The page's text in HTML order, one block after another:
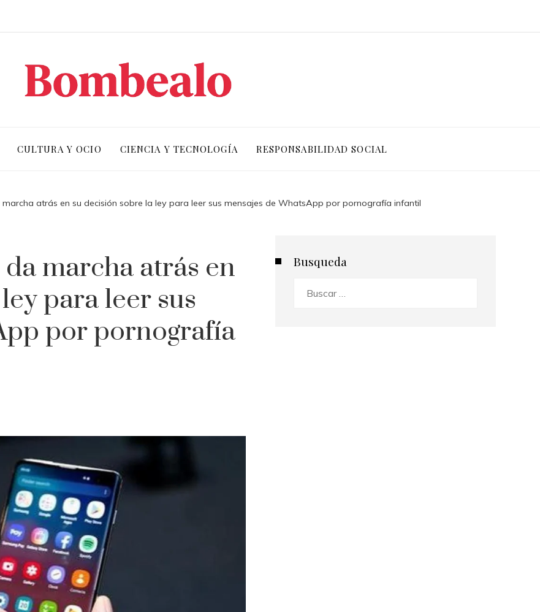
CULTURA Y OCIO CIENCIA Y TECNOLOGÍA RESPONSABILIDAD SOCIAL
marcha atrás en su decisión sobre la ley para leer sus mensajes de WhatsApp por pornografía infantil
marcha atrás en
para leer sus
por pornografía
Busqueda